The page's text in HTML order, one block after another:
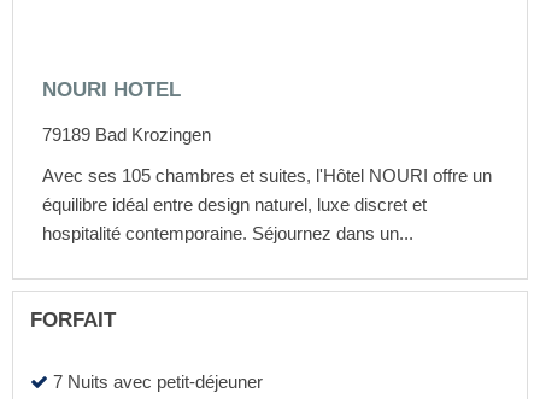
NOURI HOTEL
79189 Bad Krozingen
Avec ses 105 chambres et suites, l'Hôtel NOURI offre un
équilibre idéal entre design naturel, luxe discret et
hospitalité contemporaine. Séjournez dans un...
FORFAIT
7 Nuits avec petit-déjeuner